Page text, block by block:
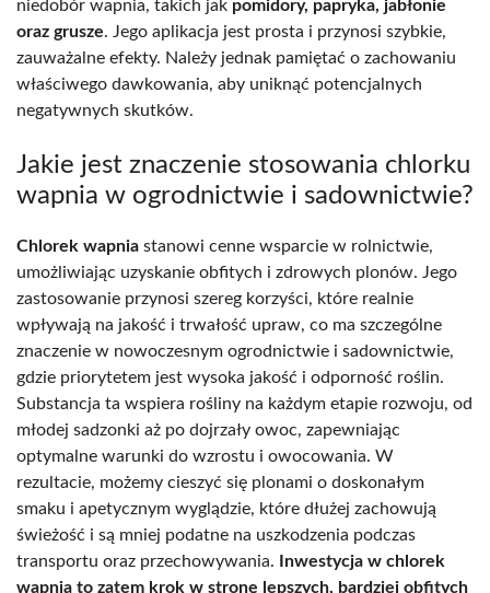
niedobór wapnia, takich jak pomidory, papryka, jabłonie
oraz grusze. Jego aplikacja jest prosta i przynosi szybkie,
zauważalne efekty. Należy jednak pamiętać o zachowaniu
właściwego dawkowania, aby uniknąć potencjalnych
negatywnych skutków.
Jakie jest znaczenie stosowania chlorku
wapnia w ogrodnictwie i sadownictwie?
Chlorek wapnia stanowi cenne wsparcie w rolnictwie,
umożliwiając uzyskanie obfitych i zdrowych plonów. Jego
zastosowanie przynosi szereg korzyści, które realnie
wpływają na jakość i trwałość upraw, co ma szczególne
znaczenie w nowoczesnym ogrodnictwie i sadownictwie,
gdzie priorytetem jest wysoka jakość i odporność roślin.
Substancja ta wspiera rośliny na każdym etapie rozwoju, od
młodej sadzonki aż po dojrzały owoc, zapewniając
optymalne warunki do wzrostu i owocowania. W
rezultacie, możemy cieszyć się plonami o doskonałym
smaku i apetycznym wyglądzie, które dłużej zachowują
świeżość i są mniej podatne na uszkodzenia podczas
transportu oraz przechowywania.
Inwestycja w chlorek
wapnia to zatem krok w stronę lepszych, bardziej obfitych